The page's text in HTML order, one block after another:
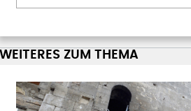
WEITERES ZUM THEMA